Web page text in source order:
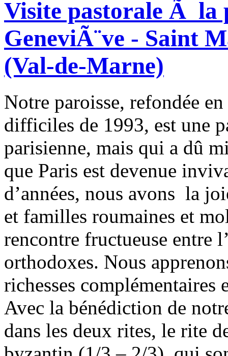
Visite pastorale Ã la
GeneviÃ¨ve - Saint
(Val-de-Marne)
Notre paroisse, refondée
difficiles de 1993, est une
parisienne, mais qui a dû
que Paris est devenue
d’années, nous avons la
et familles roumaines et
rencontre fructueuse entre
orthodoxes. Nous
richesses complémentaires
Avec la bénédiction de
dans les deux rites, le rite